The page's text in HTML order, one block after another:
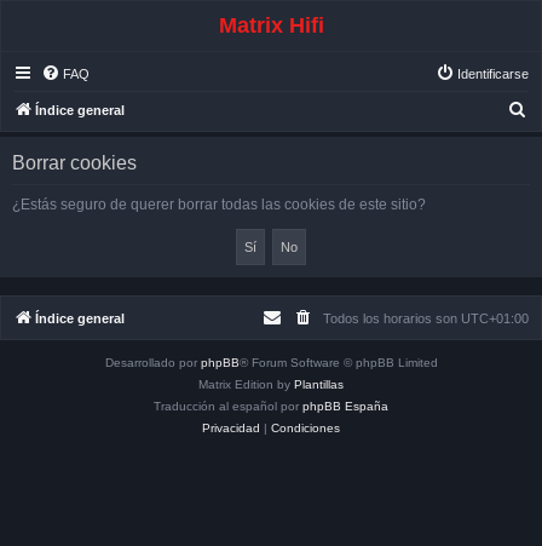
Matrix Hifi
FAQ Identificarse
Índice general
Borrar cookies
¿Estás seguro de querer borrar todas las cookies de este sitio?
Índice general Todos los horarios son UTC+01:00
Desarrollado por phpBB® Forum Software © phpBB Limited
Matrix Edition by Plantillas
Traducción al español por phpBB España
Privacidad | Condiciones